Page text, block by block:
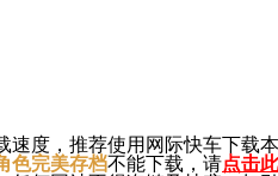
速度，推荐使用网际快车下载
色完美存档不能下载，请点击